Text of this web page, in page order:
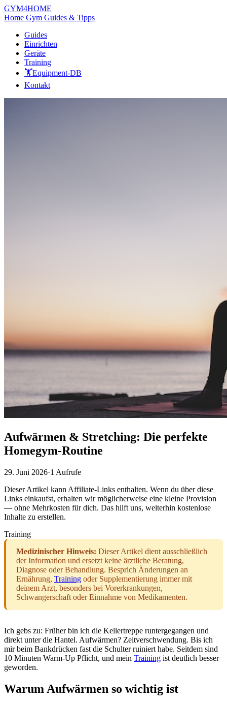
GYM4HOME
Home Gym Guides & Tipps
Guides
Einrichten
Geräte
Training
🏋️Equipment-DB
Kontakt
Aufwärmen & Stretching: Die perfekte
Homegym-Routine
29. Juni 2026·1 Aufrufe
Dieser Artikel kann Affiliate-Links enthalten. Wenn du über diese
Links einkaufst, erhalten wir möglicherweise eine kleine Provision
— ohne Mehrkosten für dich. Das hilft uns, weiterhin kostenlose
Inhalte zu erstellen.
Training
Medizinischer Hinweis: Dieser Artikel dient ausschließlich
der Information und ersetzt keine ärztliche Beratung,
Diagnose oder Behandlung. Besprich Änderungen an
Ernährung, Training oder Supplementierung immer mit
deinem Arzt, besonders bei Vorerkrankungen,
Schwangerschaft oder Einnahme von Medikamenten.
Ich gebs zu: Früher bin ich die Kellertreppe runtergegangen und
direkt unter die Hantel. Aufwärmen? Zeitverschwendung. Bis ich
mir beim Bankdrücken fast die Schulter ruiniert habe. Seitdem sind
10 Minuten Warm-Up Pflicht, und mein Training ist deutlich besser
geworden.
Warum Aufwärmen so wichtig ist